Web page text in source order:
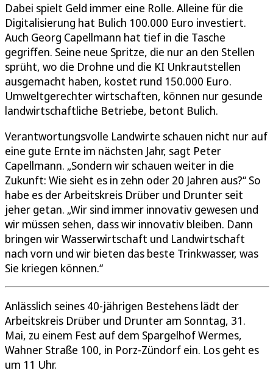
Dabei spielt Geld immer eine Rolle. Alleine für die
Digitalisierung hat Bulich 100.000 Euro investiert.
Auch Georg Capellmann hat tief in die Tasche
gegriffen. Seine neue Spritze, die nur an den Stellen
sprüht, wo die Drohne und die KI Unkrautstellen
ausgemacht haben, kostet rund 150.000 Euro.
Umweltgerechter wirtschaften, können nur gesunde
landwirtschaftliche Betriebe, betont Bulich.
Verantwortungsvolle Landwirte schauen nicht nur auf
eine gute Ernte im nächsten Jahr, sagt Peter
Capellmann. „Sondern wir schauen weiter in die
Zukunft: Wie sieht es in zehn oder 20 Jahren aus?“ So
habe es der Arbeitskreis Drüber und Drunter seit
jeher getan. „Wir sind immer innovativ gewesen und
wir müssen sehen, dass wir innovativ bleiben. Dann
bringen wir Wasserwirtschaft und Landwirtschaft
nach vorn und wir bieten das beste Trinkwasser, was
Sie kriegen können.“
Anlässlich seines 40-jährigen Bestehens lädt der
Arbeitskreis Drüber und Drunter am Sonntag, 31.
Mai, zu einem Fest auf dem Spargelhof Wermes,
Wahner Straße 100, in Porz-Zündorf ein. Los geht es
um 11 Uhr.